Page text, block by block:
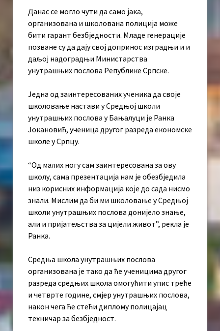
Данас се могло чути да само јака,
организована и школована полиција може
бити гарант безбједности. Младе генерације
позване су да дају свој допринос изградњи и и
даљој надоградњи Министарства
унутрашњих послова Републике Српске.
Једна од заинтересованих ученика да своје
школовање настави у Средњој школи
унутрашњих послова у Бањалуци је Ранка
Јокановић, ученица другог разреда економске
школе у Српцу.
“Од малих ногу сам заинтересована за ову
школу, сама презентација нам је обезбједила
низ корисних информација које до сада нисмо
знали. Мислим да би ми школовање у Средњој
школи унутрашњих послова донијело знање,
али и пријатељства за цијели живот”, рекла је
Ранка.
Средња школа унутрашњих послова
организована је тако да ће ученицима другог
разреда средњих школа омогућити упис треће
и четврте године, смјер унутрашњих послова,
након чега ће стећи диплому полицајац
техничар за безбједност.